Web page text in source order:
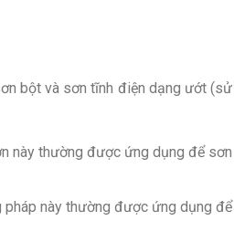
bột và sơn tĩnh điện dạng ướt (sử
này thường được ứng dụng để sơn
này thường được ứng dụng để